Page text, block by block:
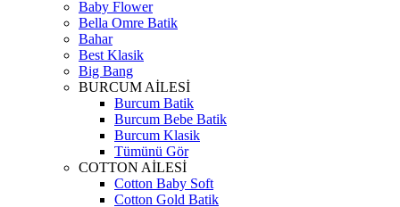
Baby Flower
Bella Omre Batik
Bahar
Best Klasik
Big Bang
BURCUM AİLESİ
Burcum Batik
Burcum Bebe Batik
Burcum Klasik
Tümünü Gör
COTTON AİLESİ
Cotton Baby Soft
Cotton Gold Batik